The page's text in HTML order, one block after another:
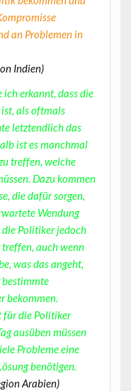
an Problemen in
Indien)
ich erkannt, dass die
als oftmals
letztendlich das
ist es manchmal
treffen, welche
Dazu kommen
die dafür sorgen,
Wendung
Politiker jedoch
auch wenn
was das angeht,
bestimmte
bekommen.
für die Politiker
ausüben müssen
Probleme eine
benötigen.
Arabien)